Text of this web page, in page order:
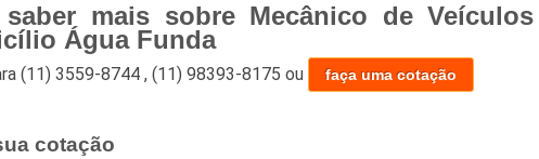
saber mais sobre Mecânico de
Água Funda
(11) 3559-8744 , (11) 98393-8175 ou faça uma cotação
cotação